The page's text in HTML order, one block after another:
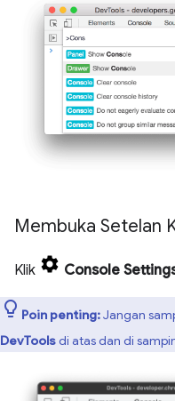
Membuka Setelan
Klik Console
Poin penting:Jangan
DevToolsdi atas dan di